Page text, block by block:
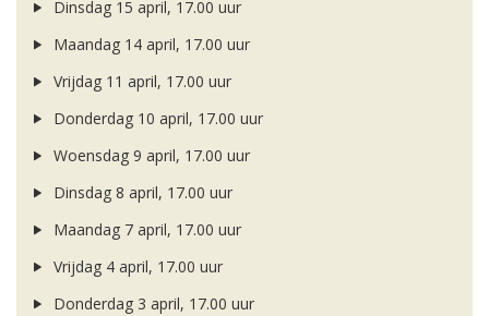
Dinsdag 15 april, 17.00 uur
Maandag 14 april, 17.00 uur
Vrijdag 11 april, 17.00 uur
Donderdag 10 april, 17.00 uur
Woensdag 9 april, 17.00 uur
Dinsdag 8 april, 17.00 uur
Maandag 7 april, 17.00 uur
Vrijdag 4 april, 17.00 uur
Donderdag 3 april, 17.00 uur